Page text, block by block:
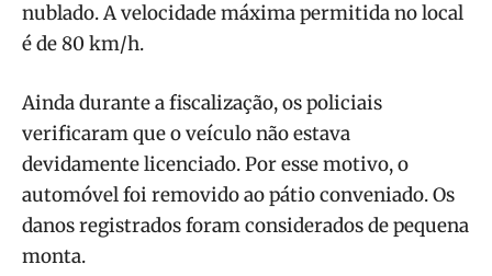
nublado. A velocidade máxima permitida no local
é de 80 km/h.
Ainda durante a fiscalização, os policiais
verificaram que o veículo não estava
devidamente licenciado. Por esse motivo, o
automóvel foi removido ao pátio conveniado. Os
danos registrados foram considerados de pequena
monta.